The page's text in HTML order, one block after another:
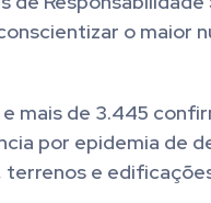
o maior
mais de 3.445
por epidemia de
e